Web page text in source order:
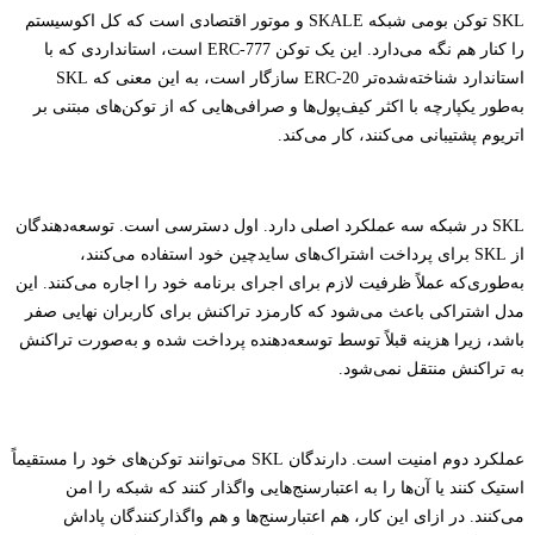
SKL توکن بومی شبکه SKALE و موتور اقتصادی است که کل اکوسیستم
را کنار هم نگه می‌دارد. این یک توکن ERC-777 است، استانداردی که با
استاندارد شناخته‌شده‌تر ERC-20 سازگار است، به این معنی که SKL
به‌طور یکپارچه با اکثر کیف‌پول‌ها و صرافی‌هایی که از توکن‌های مبتنی بر
اتریوم پشتیبانی می‌کنند، کار می‌کند.
SKL در شبکه سه عملکرد اصلی دارد. اول دسترسی است. توسعه‌دهندگان
از SKL برای پرداخت اشتراک‌های سایدچین خود استفاده می‌کنند،
به‌طوری‌که عملاً ظرفیت لازم برای اجرای برنامه خود را اجاره می‌کنند. این
مدل اشتراکی باعث می‌شود که کارمزد تراکنش برای کاربران نهایی صفر
باشد، زیرا هزینه قبلاً توسط توسعه‌دهنده پرداخت شده و به‌صورت تراکنش
به تراکنش منتقل نمی‌شود.
عملکرد دوم امنیت است. دارندگان SKL می‌توانند توکن‌های خود را مستقیماً
استیک کنند یا آن‌ها را به اعتبارسنج‌هایی واگذار کنند که شبکه را امن
می‌کنند. در ازای این کار، هم اعتبارسنج‌ها و هم واگذارکنندگان پاداش